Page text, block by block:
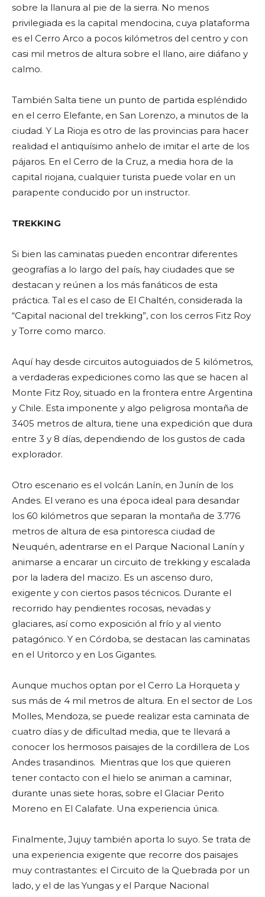
sobre la llanura al pie de la sierra. No menos
privilegiada es la capital mendocina, cuya plataforma
es el Cerro Arco a pocos kilómetros del centro y con
casi mil metros de altura sobre el llano, aire diáfano y
calmo.
También Salta tiene un punto de partida espléndido
en el cerro Elefante, en San Lorenzo, a minutos de la
ciudad. Y La Rioja es otro de las provincias para hacer
realidad el antiquísimo anhelo de imitar el arte de los
pájaros. En el Cerro de la Cruz, a media hora de la
capital riojana, cualquier turista puede volar en un
parapente conducido por un instructor.
TREKKING
Si bien las caminatas pueden encontrar diferentes
geografías a lo largo del país, hay ciudades que se
destacan y reúnen a los más fanáticos de esta
práctica. Tal es el caso de El Chaltén, considerada la
“Capital nacional del trekking”, con los cerros Fitz Roy
y Torre como marco.
Aquí hay desde circuitos autoguiados de 5 kilómetros,
a verdaderas expediciones como las que se hacen al
Monte Fitz Roy, situado en la frontera entre Argentina
y Chile. Esta imponente y algo peligrosa montaña de
3405 metros de altura, tiene una expedición que dura
entre 3 y 8 días, dependiendo de los gustos de cada
explorador.
Otro escenario es el volcán Lanín, en Junín de los
Andes. El verano es una época ideal para desandar
los 60 kilómetros que separan la montaña de 3.776
metros de altura de esa pintoresca ciudad de
Neuquén, adentrarse en el Parque Nacional Lanín y
animarse a encarar un circuito de trekking y escalada
por la ladera del macizo. Es un ascenso duro,
exigente y con ciertos pasos técnicos. Durante el
recorrido hay pendientes rocosas, nevadas y
glaciares, así como exposición al frío y al viento
patagónico. Y en Córdoba, se destacan las caminatas
en el Uritorco y en Los Gigantes.
Aunque muchos optan por el Cerro La Horqueta y
sus más de 4 mil metros de altura. En el sector de Los
Molles, Mendoza, se puede realizar esta caminata de
cuatro días y de dificultad media, que te llevará a
conocer los hermosos paisajes de la cordillera de Los
Andes trasandinos. Mientras que los que quieren
tener contacto con el hielo se animan a caminar,
durante unas siete horas, sobre el Glaciar Perito
Moreno en El Calafate. Una experiencia única.
Finalmente, Jujuy también aporta lo suyo. Se trata de
una experiencia exigente que recorre dos paisajes
muy contrastantes: el Circuito de la Quebrada por un
lado, y el de las Yungas y el Parque Nacional